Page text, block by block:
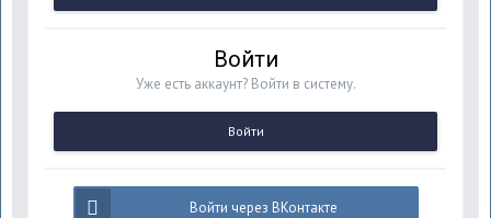
Войти
Уже есть аккаунт? Войти в систему.
Войти
Войти через ВКонтакте